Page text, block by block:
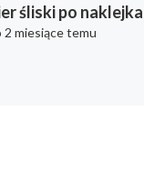
śliski po
2 miesiące temu